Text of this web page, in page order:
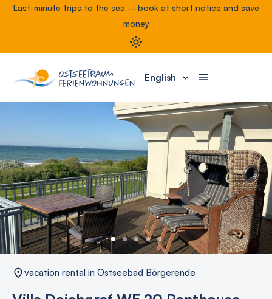
Last-minute trips to the sea – book at short notice and save
money
English
vacation rental in Ostseebad Börgerende